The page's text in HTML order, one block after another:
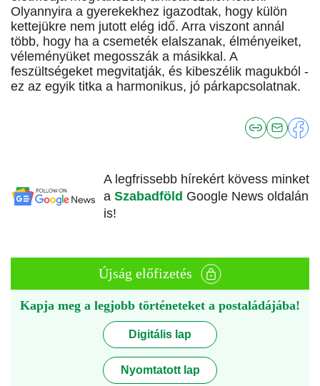
Olyannyira a gyerekekhez igazodtak, hogy külön
kettejükre nem jutott elég idő. Arra viszont annál
több, hogy ha a csemeték elalszanak, élményeiket,
véleményüket megosszák a másikkal. A
feszültségeket megvitatják, és kibeszélik magukból -
ez az egyik titka a harmonikus, jó párkapcsolatnak.
A legfrissebb hírekért kövess minket
a Szabadföld Google News oldalán
is!
Újság előfizetés
Kapja meg a legjobb történeteket a postaládájába!
Digitális lap
Nyomtatott lap